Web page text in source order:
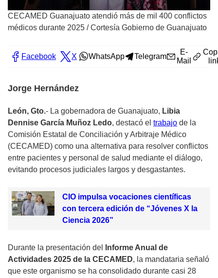
CECAMED Guanajuato atendió más de mil 400 conflictos
médicos durante 2025 /Cortesía Gobierno de Guanajuato
Facebook X WhatsApp Telegram
E-
Mail
Jorge Hernández
León, Gto.- La gobernadora de Guanajuato, Libia
Dennise García Muñoz Ledo, destacó el trabajo de la
Comisión Estatal de Conciliación y Arbitraje Médico
(CECAMED) como una alternativa para resolver conflictos
entre pacientes y personal de salud mediante el diálogo,
evitando procesos judiciales largos y desgastantes.
CIO impulsa vocaciones científicas
con tercera edición de “Jóvenes X la
Ciencia 2026”
Durante la presentación del
Informe Anual de
Actividades 2025 de la CECAMED, la mandataria señaló
que este organismo se ha consolidado durante casi 28